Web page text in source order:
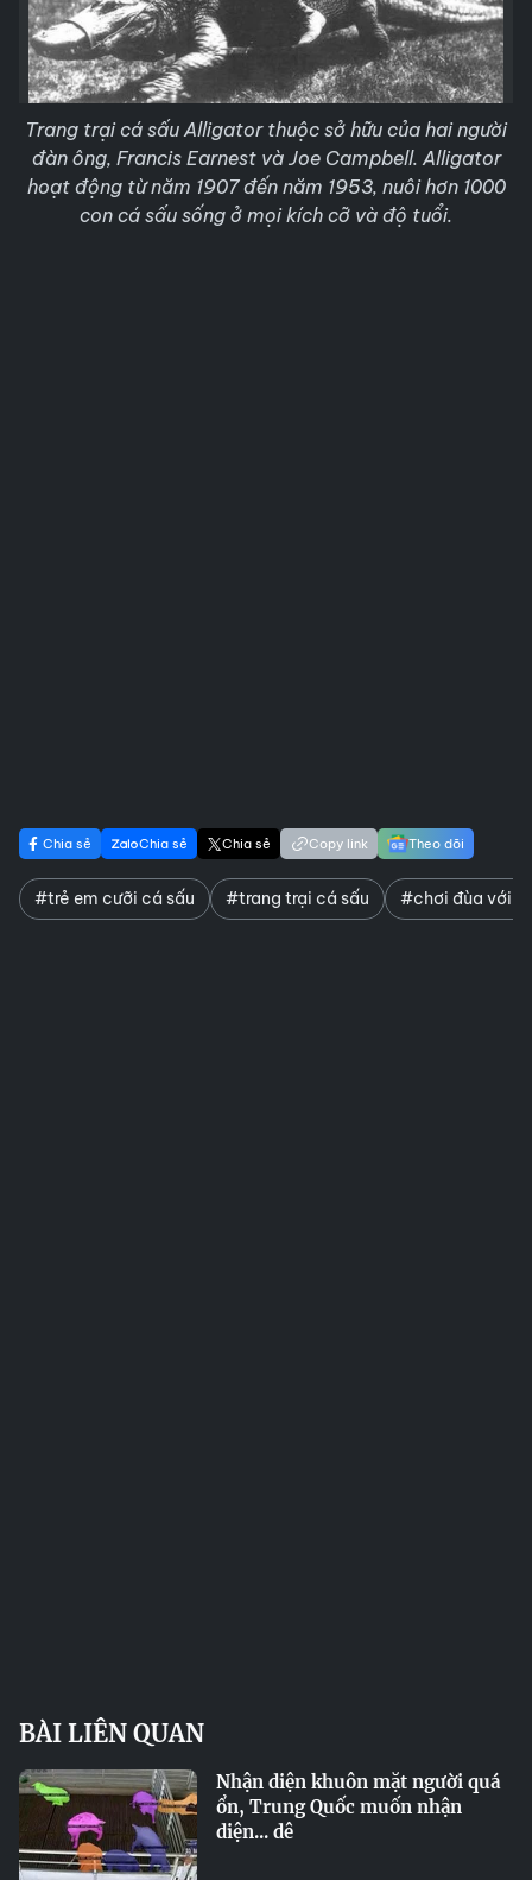
Trang trại cá sấu Alligator thuộc sở hữu của hai người
đàn ông, Francis Earnest và Joe Campbell. Alligator
hoạt động từ năm 1907 đến năm 1953, nuôi hơn 1000
con cá sấu sống ở mọi kích cỡ và độ tuổi.
Chia sẻ Chia sẻ Chia sẻ Copy link Theo dõi
#trẻ em cưỡi cá sấu #trang trại cá sấu #chơi đùa với
BÀI LIÊN QUAN
Nhận diện khuôn mặt người quá
ổn, Trung Quốc muốn nhận
diện... dê